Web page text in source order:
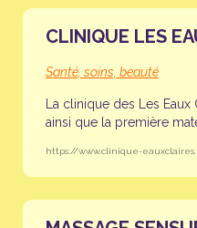
CLINIQUE LES
Santé, soins, beauté
La clinique des Les
ainsi que la première
https://www.clinique-